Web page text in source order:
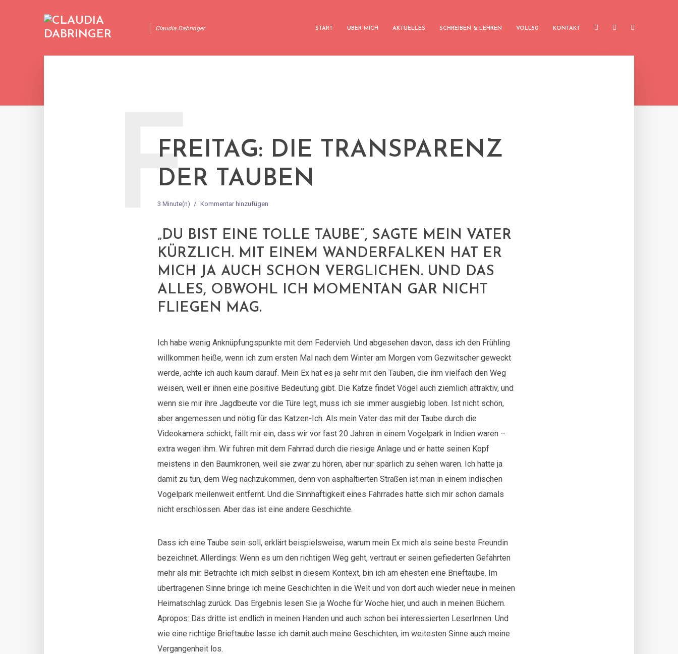
Claudia Dabringer START ÜBER MICH AKTUELLES SCHREIBEN & LEHREN VOLL50 KONTAKT
FREITAG: DIE TRANSPARENZ
DER TAUBEN
3 Minute(n) Kommentar hinzufügen
F
„DU BIST EINE TOLLE TAUBE“, SAGTE MEIN VATER
KÜRZLICH. MIT EINEM WANDERFALKEN HAT ER
MICH JA AUCH SCHON VERGLICHEN. UND DAS
ALLES, OBWOHL ICH MOMENTAN GAR NICHT
FLIEGEN MAG.
Ich habe wenig Anknüpfungspunkte mit dem Federvieh. Und abgesehen davon, dass ich den Frühling
willkommen heiße, wenn ich zum ersten Mal nach dem Winter am Morgen vom Gezwitscher geweckt
werde, achte ich auch kaum darauf. Mein Ex hat es ja sehr mit den Tauben, die ihm vielfach den Weg
weisen, weil er ihnen eine positive Bedeutung gibt. Die Katze findet Vögel auch ziemlich attraktiv, und
wenn sie mir ihre Jagdbeute vor die Türe legt, muss ich sie immer ausgiebig loben. Ist nicht schön,
aber angemessen und nötig für das Katzen-Ich. Als mein Vater das mit der Taube durch die
Videokamera schickt, fällt mir ein, dass wir vor fast 20 Jahren in einem Vogelpark in Indien waren –
extra wegen ihm. Wir fuhren mit dem Fahrrad durch die riesige Anlage und er hatte seinen Kopf
meistens in den Baumkronen, weil sie zwar zu hören, aber nur spärlich zu sehen waren. Ich hatte ja
damit zu tun, dem Weg nachzukommen, denn von asphaltierten Straßen ist man in einem indischen
Vogelpark meilenweit entfernt. Und die Sinnhaftigkeit eines Fahrrades hatte sich mir schon damals
nicht erschlossen. Aber das ist eine andere Geschichte.
Dass ich eine Taube sein soll, erklärt beispielsweise, warum mein Ex mich als seine beste Freundin
bezeichnet. Allerdings: Wenn es um den richtigen Weg geht, vertraut er seinen gefiederten Gefährten
mehr als mir. Betrachte ich mich selbst in diesem Kontext, bin ich am ehesten eine Brieftaube. Im
übertragenen Sinne bringe ich meine Geschichten in die Welt und von dort auch wieder neue in meinen
Heimatschlag zurück. Das Ergebnis lesen Sie ja Woche für Woche hier, und auch in meinen Büchern.
Apropos: Das dritte ist endlich in meinen Händen und auch schon bei interessierten LeserInnen. Und
wie eine richtige Brieftaube lasse ich damit auch meine Geschichten, im weitesten Sinne auch meine
Vergangenheit los.